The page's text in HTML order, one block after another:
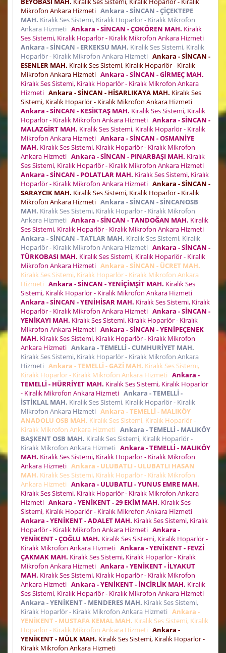
Mikrofon Ankara Hizmeti Ankara - SİNCAN - ÇİÇEKTEPE
MAH. Kiralık Ses Sistemi, Kiralık Hoparlör - Kiralık Mikrofon
Ankara Hizmeti Ankara - SİNCAN - ÇOKÖREN MAH. Kiralık
Ses Sistemi, Kiralık Hoparlör - Kiralık Mikrofon Ankara Hizmeti
Ankara - SİNCAN - ERKEKSU MAH. Kiralık Ses Sistemi, Kiralık
Hoparlör - Kiralık Mikrofon Ankara Hizmeti Ankara - SİNCAN -
ESENLER MAH. Kiralık Ses Sistemi, Kiralık Hoparlör - Kiralık
Mikrofon Ankara Hizmeti Ankara - SİNCAN - GİRMEÇ MAH.
Kiralık Ses Sistemi, Kiralık Hoparlör - Kiralık Mikrofon Ankara
Hizmeti Ankara - SİNCAN - HİSARLIKAYA MAH. Kiralık Ses
Sistemi, Kiralık Hoparlör - Kiralık Mikrofon Ankara Hizmeti
Ankara - SİNCAN - KESİKTAŞ MAH. Kiralık Ses Sistemi, Kiralık
Hoparlör - Kiralık Mikrofon Ankara Hizmeti Ankara - SİNCAN -
MALAZGİRT MAH. Kiralık Ses Sistemi, Kiralık Hoparlör - Kiralık
Mikrofon Ankara Hizmeti Ankara - SİNCAN - OSMANİYE
MAH. Kiralık Ses Sistemi, Kiralık Hoparlör - Kiralık Mikrofon
Ankara Hizmeti Ankara - SİNCAN - PINARBAŞI MAH. Kiralık
Ses Sistemi, Kiralık Hoparlör - Kiralık Mikrofon Ankara Hizmeti
Ankara - SİNCAN - POLATLAR MAH. Kiralık Ses Sistemi, Kiralık
Hoparlör - Kiralık Mikrofon Ankara Hizmeti Ankara - SİNCAN -
SARAYCIK MAH. Kiralık Ses Sistemi, Kiralık Hoparlör - Kiralık
Mikrofon Ankara Hizmeti Ankara - SİNCAN - SİNCANOSB
MAH. Kiralık Ses Sistemi, Kiralık Hoparlör - Kiralık Mikrofon
Ankara Hizmeti Ankara - SİNCAN - TANDOĞAN MAH. Kiralık
Ses Sistemi, Kiralık Hoparlör - Kiralık Mikrofon Ankara Hizmeti
Ankara - SİNCAN - TATLAR MAH. Kiralık Ses Sistemi, Kiralık
Hoparlör - Kiralık Mikrofon Ankara Hizmeti Ankara - SİNCAN -
TÜRKOBASI MAH. Kiralık Ses Sistemi, Kiralık Hoparlör - Kiralık
Mikrofon Ankara Hizmeti Ankara - SİNCAN - ÜCRET MAH.
Kiralık Ses Sistemi, Kiralık Hoparlör - Kiralık Mikrofon Ankara
Hizmeti Ankara - SİNCAN - YENİÇİMŞİT MAH. Kiralık Ses
Sistemi, Kiralık Hoparlör - Kiralık Mikrofon Ankara Hizmeti
Ankara - SİNCAN - YENİHİSAR MAH. Kiralık Ses Sistemi, Kiralık
Hoparlör - Kiralık Mikrofon Ankara Hizmeti Ankara - SİNCAN -
YENİKAYI MAH. Kiralık Ses Sistemi, Kiralık Hoparlör - Kiralık
Mikrofon Ankara Hizmeti Ankara - SİNCAN - YENİPEÇENEK
MAH. Kiralık Ses Sistemi, Kiralık Hoparlör - Kiralık Mikrofon
Ankara Hizmeti Ankara - TEMELLİ - CUMHURİYET MAH.
Kiralık Ses Sistemi, Kiralık Hoparlör - Kiralık Mikrofon Ankara
Hizmeti Ankara - TEMELLİ - GAZİ MAH. Kiralık Ses Sistemi,
Kiralık Hoparlör - Kiralık Mikrofon Ankara Hizmeti Ankara -
TEMELLİ - HÜRRİYET MAH. Kiralık Ses Sistemi, Kiralık Hoparlör
- Kiralık Mikrofon Ankara Hizmeti Ankara - TEMELLİ -
İSTİKLAL MAH. Kiralık Ses Sistemi, Kiralık Hoparlör - Kiralık
Mikrofon Ankara Hizmeti Ankara - TEMELLİ - MALIKÖY
ANADOLU OSB MAH. Kiralık Ses Sistemi, Kiralık Hoparlör -
Kiralık Mikrofon Ankara Hizmeti Ankara - TEMELLİ - MALIKÖY
BAŞKENT OSB MAH. Kiralık Ses Sistemi, Kiralık Hoparlör -
Kiralık Mikrofon Ankara Hizmeti Ankara - TEMELLİ - MALIKÖY
MAH. Kiralık Ses Sistemi, Kiralık Hoparlör - Kiralık Mikrofon
Ankara Hizmeti Ankara - ULUBATLI - ULUBATLI HASAN
MAH. Kiralık Ses Sistemi, Kiralık Hoparlör - Kiralık Mikrofon
Ankara Hizmeti Ankara - ULUBATLI - YUNUS EMRE MAH.
Kiralık Ses Sistemi, Kiralık Hoparlör - Kiralık Mikrofon Ankara
Hizmeti Ankara - YENİKENT - 29 EKİM MAH. Kiralık Ses
Sistemi, Kiralık Hoparlör - Kiralık Mikrofon Ankara Hizmeti
Ankara - YENİKENT - ADALET MAH. Kiralık Ses Sistemi, Kiralık
Hoparlör - Kiralık Mikrofon Ankara Hizmeti Ankara -
YENİKENT - ÇOĞLU MAH. Kiralık Ses Sistemi, Kiralık Hoparlör -
Kiralık Mikrofon Ankara Hizmeti Ankara - YENİKENT - FEVZİ
ÇAKMAK MAH. Kiralık Ses Sistemi, Kiralık Hoparlör - Kiralık
Mikrofon Ankara Hizmeti Ankara - YENİKENT - İLYAKUT
MAH. Kiralık Ses Sistemi, Kiralık Hoparlör - Kiralık Mikrofon
Ankara Hizmeti Ankara - YENİKENT - İNCİRLİK MAH. Kiralık
Ses Sistemi, Kiralık Hoparlör - Kiralık Mikrofon Ankara Hizmeti
Ankara - YENİKENT - MENDERES MAH. Kiralık Ses Sistemi,
Kiralık Hoparlör - Kiralık Mikrofon Ankara Hizmeti Ankara -
YENİKENT - MUSTAFA KEMAL MAH. Kiralık Ses Sistemi, Kiralık
Hoparlör - Kiralık Mikrofon Ankara Hizmeti Ankara -
YENİKENT - MÜLK MAH. Kiralık Ses Sistemi, Kiralık Hoparlör -
Kiralık Mikrofon Ankara Hizmeti